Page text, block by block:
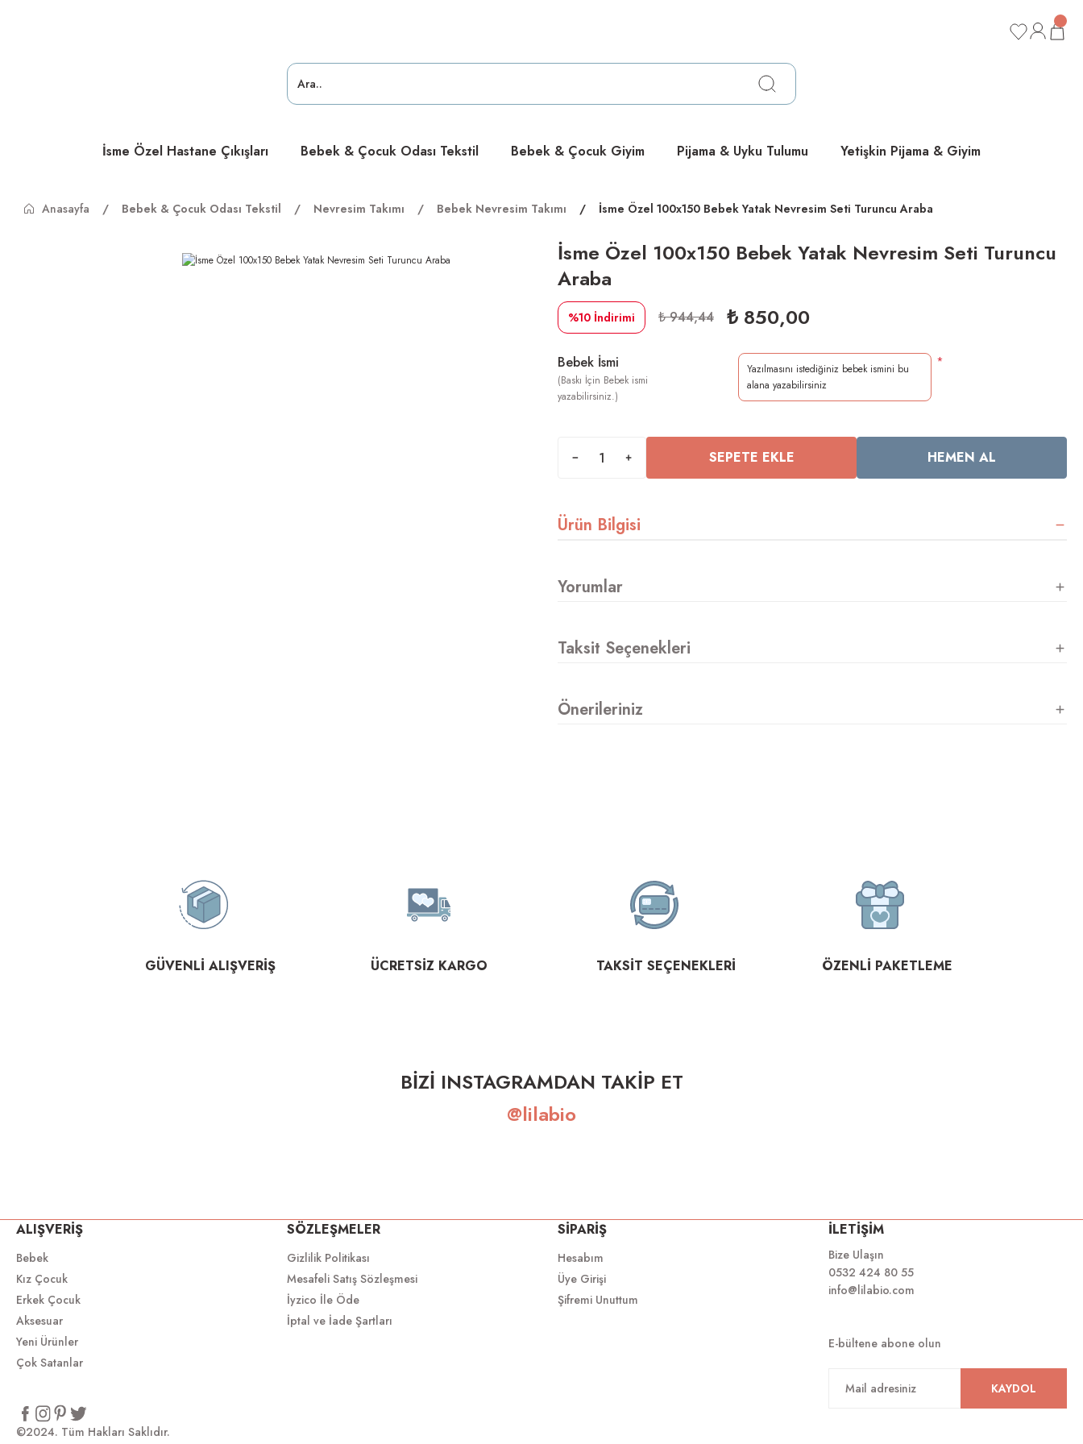
ücretsiz
İsme Özel Hastane Çıkışları Bebek & Çocuk Odası Tekstil Bebek & Çocuk Giyim Pijama & Uyku Tulumu Yetişkin Pijama & Giyim
Anasayfa Bebek & Çocuk Odası Tekstil Nevresim Takımı Bebek Nevresim Takımı İsme Özel 100x150 Bebek Yatak Nevresim Seti Turuncu Araba
İsme Özel 100x150 Bebek Yatak Nevresim Seti Turuncu
Araba
%10 İndirimi ₺ 944,44 ₺ 850,00
Bebek İsmi *
SEPETE EKLE HEMEN AL
Ürün Bilgisi
Yorumlar
Taksit Seçenekleri
Önerileriniz
GÜVENLİ ALIŞVERİŞ ÜCRETSİZ KARGO TAKSİT SEÇENEKLERİ ÖZENLİ PAKETLEME
BİZİ INSTAGRAMDAN TAKİP ET
@lilabio
ALIŞVERİŞ
Bebek
Kız Çocuk
Erkek Çocuk
Aksesuar
Yeni Ürünler
Çok Satanlar
SÖZLEŞMELER
Gizlilik Politikası
Mesafeli Satış Sözleşmesi
İyzico İle Öde
İptal ve İade Şartları
SİPARİŞ
Hesabım
Üye Girişi
Şifremi Unuttum
İLETİŞİM
Bize Ulaşın
0532 424 80 55
info@lilabio.com
E-bültene abone olun
KAYDOL
©2024. Tüm Hakları Saklıdır.